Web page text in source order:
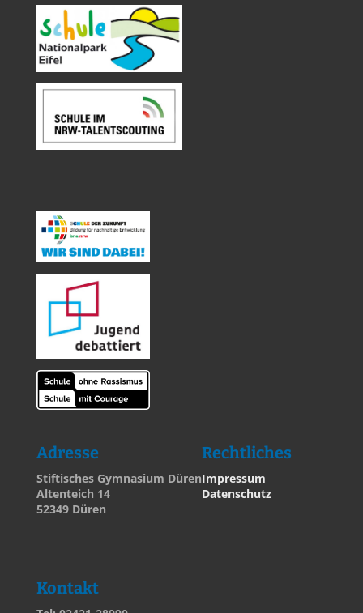
Adresse
Stiftisches Gymnasium Düren
Altenteich 14
52349 Düren
Rechtliches
Impressum
Datenschutz
Kontakt